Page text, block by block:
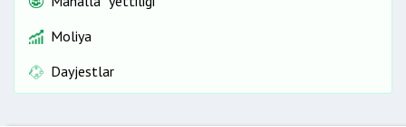
Moliya
Dayjestlar